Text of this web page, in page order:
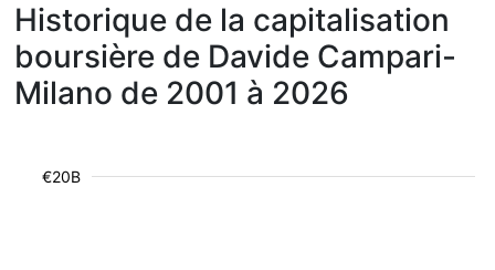
Historique de la capitalisation
boursière de Davide Campari-
Milano de 2001 à 2026
€20B